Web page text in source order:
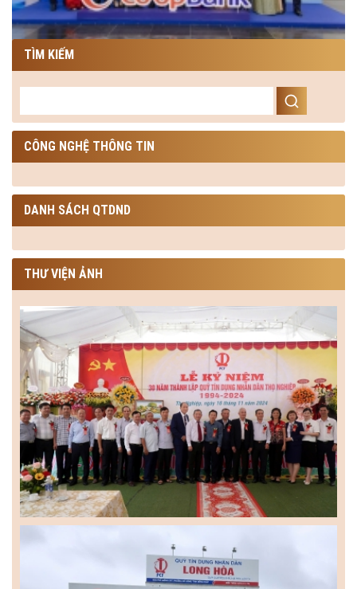
TÌM KIẾM
CÔNG NGHỆ THÔNG TIN
DANH SÁCH QTDND
THƯ VIỆN ẢNH